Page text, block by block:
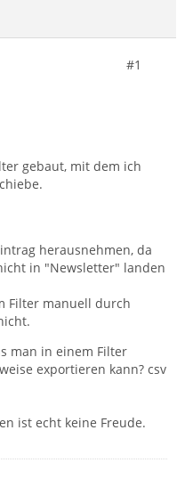
#1
gebaut, mit dem ich
herausnehmen, da
in "Newsletter" landen
Filter manuell durch
man in einem Filter
exportieren kann? csv
ist echt keine Freude.